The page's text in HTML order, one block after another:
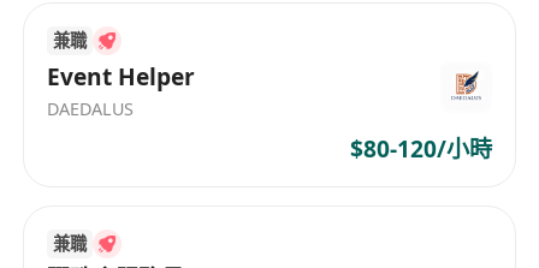
驗，確保每位顧客都能感受到品牌價值與溫
暖。
與團隊成員緊密合作，共同達成業務目標並
兼職
Event Helper
DAEDALUS
$80-120/小時
兼職